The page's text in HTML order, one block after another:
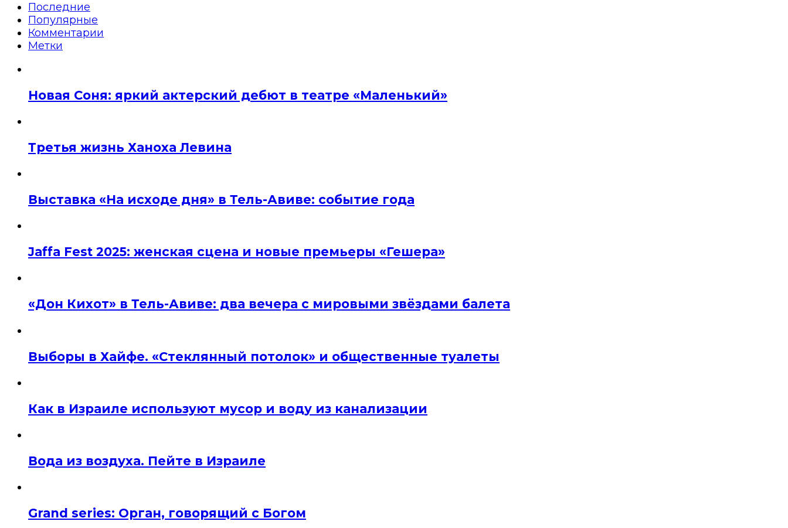
Последние
Популярные
Комментарии
Метки
Новая Соня: яркий актерский дебют в театре «Маленький»
Третья жизнь Ханоха Левина
Выставка «На исходе дня» в Тель-Авиве: событие года
Jaffa Fest 2025: женская сцена и новые премьеры «Гешера»
«Дон Кихот» в Тель-Авиве: два вечера с мировыми звёздами балета
Выборы в Хайфе. «Стеклянный потолок» и общественные туалеты
Как в Израиле используют мусор и воду из канализации
Вода из воздуха. Пейте в Израиле
Grand series: Орган, говорящий с Богом